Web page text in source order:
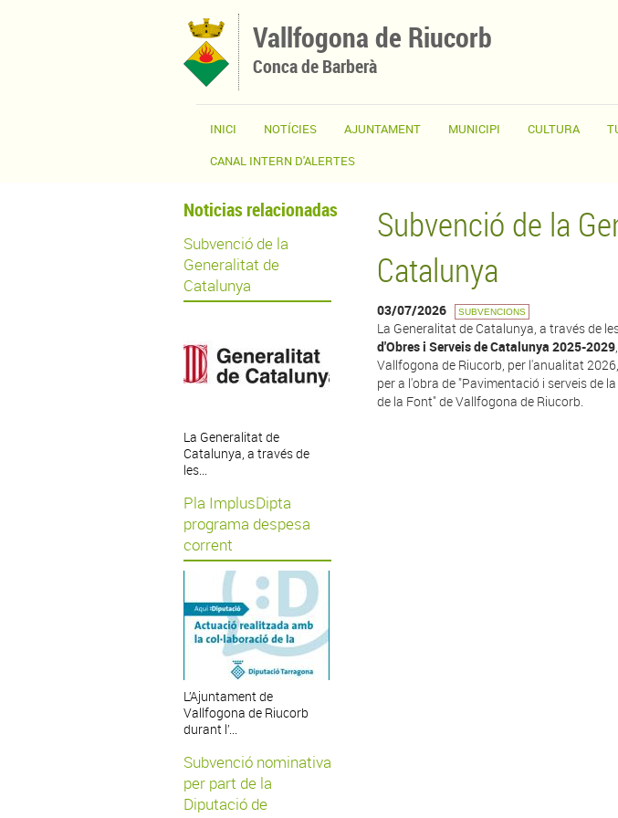
Vallfogona de Riucorb
Conca de Barberà
INICI NOTÍCIES AJUNTAMENT MUNICIPI CULTURA
CANAL INTERN D'ALERTES
Noticias relacionadas
Subvenció de la
Generalitat de
Catalunya
La Generalitat de
Catalunya, a través de
les...
Pla ImplusDipta
programa despesa
corrent
L’Ajuntament de
Vallfogona de Riucorb
durant l’...
Subvenció nominativa
per part de la
Diputació de
Subvenció de la
Catalunya
03/07/2026 SUBVENCIONS
La Generalitat de Catalunya, a través de
d'Obres i Serveis de Catalunya 2025-2029
Vallfogona de Riucorb, per l'anualitat
per a l'obra de "Pavimentació i serveis de
de la Font" de Vallfogona de Riucorb.